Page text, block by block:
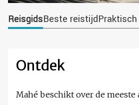
ReisgidsBeste reistijdPraktisch
Ontdek
Mahé beschikt over de meeste